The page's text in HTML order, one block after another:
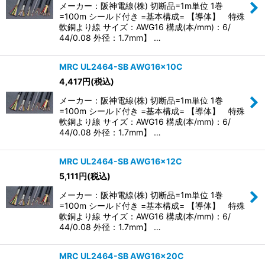
メーカー：阪神電線(株) 切断品=1m単位 1巻
=100m シールド付き =基本構成= 【導体】 特殊
軟銅より線 サイズ：AWG16 構成(本/mm)：6/
44/0.08 外径：1.7mm】 …
MRC UL2464-SB AWG16×10C
4,417円(税込)
メーカー：阪神電線(株) 切断品=1m単位 1巻
=100m シールド付き =基本構成= 【導体】 特殊
軟銅より線 サイズ：AWG16 構成(本/mm)：6/
44/0.08 外径：1.7mm】 …
MRC UL2464-SB AWG16×12C
5,111円(税込)
メーカー：阪神電線(株) 切断品=1m単位 1巻
=100m シールド付き =基本構成= 【導体】 特殊
軟銅より線 サイズ：AWG16 構成(本/mm)：6/
44/0.08 外径：1.7mm】 …
MRC UL2464-SB AWG16×20C